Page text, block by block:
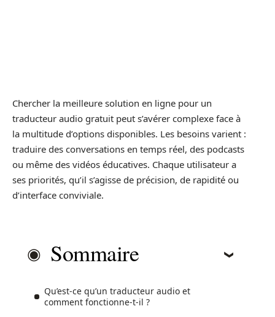
Chercher la meilleure solution en ligne pour un
traducteur audio gratuit peut s’avérer complexe face à
la multitude d’options disponibles. Les besoins varient :
traduire des conversations en temps réel, des podcasts
ou même des vidéos éducatives. Chaque utilisateur a
ses priorités, qu’il s’agisse de précision, de rapidité ou
d’interface conviviale.
Sommaire
Qu’est-ce qu’un traducteur audio et
comment fonctionne-t-il ?